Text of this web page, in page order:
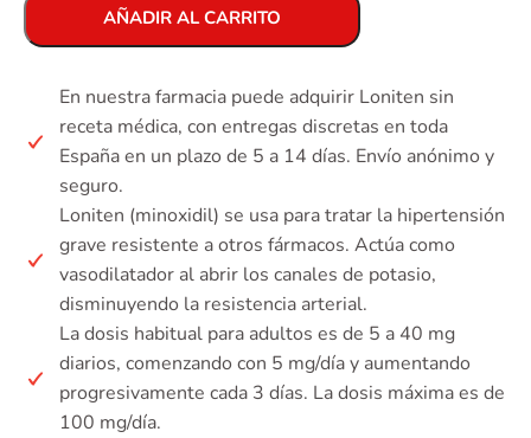
AÑADIR AL CARRITO
En nuestra farmacia puede adquirir Loniten sin
receta médica, con entregas discretas en toda
España en un plazo de 5 a 14 días. Envío anónimo y
seguro.
Loniten (minoxidil) se usa para tratar la hipertensión
grave resistente a otros fármacos. Actúa como
vasodilatador al abrir los canales de potasio,
disminuyendo la resistencia arterial.
La dosis habitual para adultos es de 5 a 40 mg
diarios, comenzando con 5 mg/día y aumentando
progresivamente cada 3 días. La dosis máxima es de
100 mg/día.